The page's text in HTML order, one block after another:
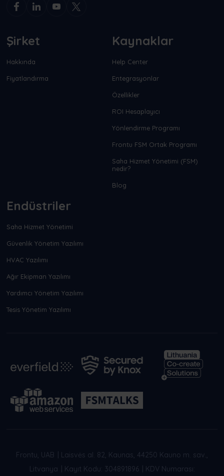
Şirket
Hakkında
Fiyatlandırma
Kaynaklar
Help Center
Entegrasyonlar
Özellikler
ROI Hesaplayıcı
Yönlendirme Programı
Frontu FSM Ortak Programı
Saha Hizmet Yönetimi (FSM)
nedir?
Blog
Endüstriler
Saha Hizmet Yönetimi
Güvenlik Yönetim Yazılımı
HVAC Yazılımı
Ağır Ekipman Yazılımı
Yardımcı Yönetim Yazılımı
Tesis Yönetim Yazılımı
Frontu, UAB
Laisvės al. 82, Kaunas, 44250 Kauno m. sav.,
Litvanya
Kayıt Kodu: 304891896 KDV Numarası: